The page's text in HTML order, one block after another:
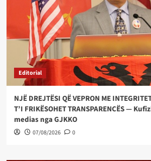
Editorial
NJË DREJTËSI QË VEPRON ME
T’I FRIKËSOHET TRANSPARENCËS —
medias nga GJKKO
07/08/2026 0